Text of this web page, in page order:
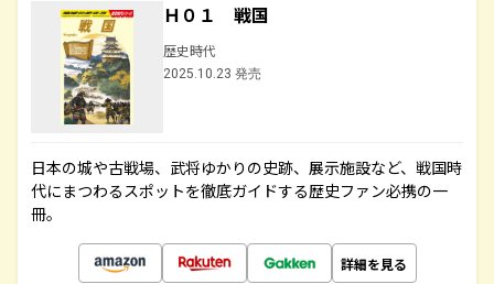
Ｈ０１ 戦国
歴史時代
2025.10.23 発売
日本の城や古戦場、武将ゆかりの史跡、展示施設など、戦国時
代にまつわるスポットを徹底ガイドする歴史ファン必携の一
冊。
詳細を見る